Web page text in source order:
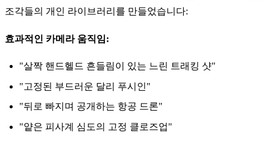
조각들의 개인 라이브러리를 만들었습니다:
효과적인 카메라 움직임:
"살짝 핸드헬드 흔들림이 있는 느린 트래킹 샷"
"고정된 부드러운 달리 푸시인"
"뒤로 빠지며 공개하는 항공 드론"
"얕은 피사계 심도의 고정 클로즈업"